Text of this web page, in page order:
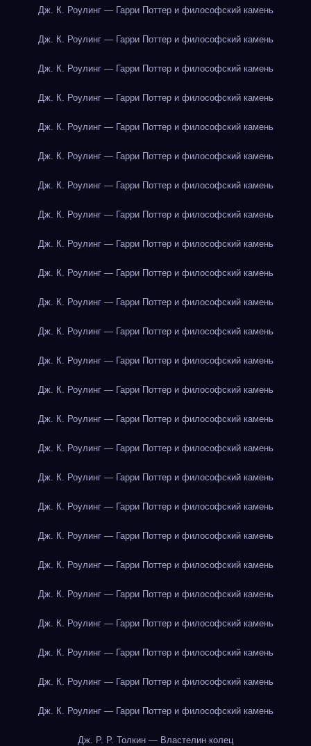
Дж. К. Роулинг — Гарри Поттер и философский камень
Дж. К. Роулинг — Гарри Поттер и философский камень
Дж. К. Роулинг — Гарри Поттер и философский камень
Дж. К. Роулинг — Гарри Поттер и философский камень
Дж. К. Роулинг — Гарри Поттер и философский камень
Дж. К. Роулинг — Гарри Поттер и философский камень
Дж. К. Роулинг — Гарри Поттер и философский камень
Дж. К. Роулинг — Гарри Поттер и философский камень
Дж. К. Роулинг — Гарри Поттер и философский камень
Дж. К. Роулинг — Гарри Поттер и философский камень
Дж. К. Роулинг — Гарри Поттер и философский камень
Дж. К. Роулинг — Гарри Поттер и философский камень
Дж. К. Роулинг — Гарри Поттер и философский камень
Дж. К. Роулинг — Гарри Поттер и философский камень
Дж. К. Роулинг — Гарри Поттер и философский камень
Дж. К. Роулинг — Гарри Поттер и философский камень
Дж. К. Роулинг — Гарри Поттер и философский камень
Дж. К. Роулинг — Гарри Поттер и философский камень
Дж. К. Роулинг — Гарри Поттер и философский камень
Дж. К. Роулинг — Гарри Поттер и философский камень
Дж. К. Роулинг — Гарри Поттер и философский камень
Дж. К. Роулинг — Гарри Поттер и философский камень
Дж. К. Роулинг — Гарри Поттер и философский камень
Дж. К. Роулинг — Гарри Поттер и философский камень
Дж. К. Роулинг — Гарри Поттер и философский камень
Дж. Р. Р. Толкин — Властелин колец